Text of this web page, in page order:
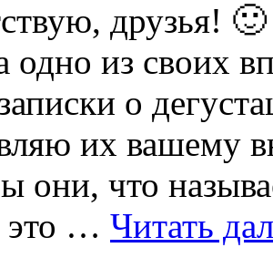
друзья!
одно из своих
о
их вашему
они, что
это … Читать